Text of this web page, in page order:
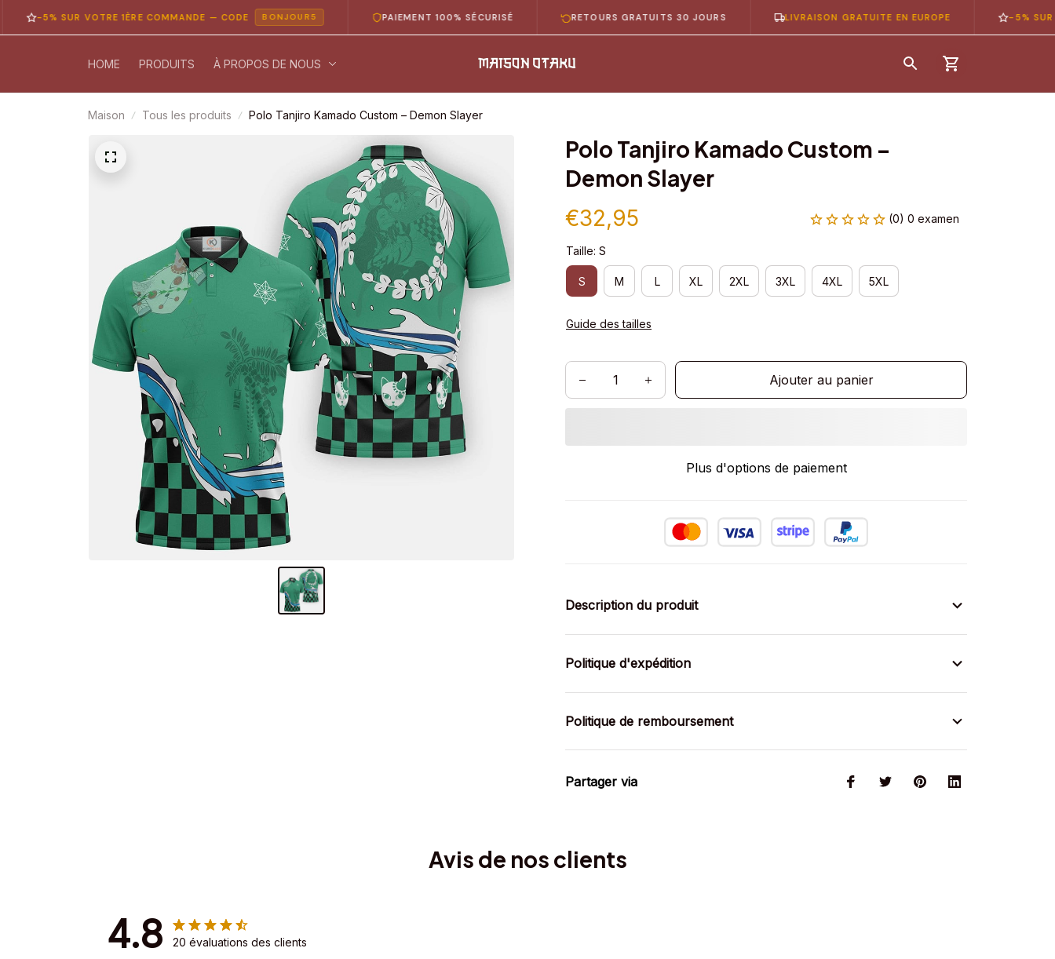
SUR VOTRE 1ÈRE COMMANDE — CODE BONJOUR5 PAIEMENT 100% SÉCURISÉ RETOURS GRATUITS 30 JOURS LIVRAISON GRATUITE EN EUROPE -5% SUR VOTRE
HOME PRODUITS À PROPOS DE NOUS
Maison Tous les produits Polo Tanjiro Kamado Custom – Demon Slayer
Polo Tanjiro Kamado Custom –
Demon Slayer
€32,95 (0) 0 examen
Taille: S
S M L XL 2XL 3XL 4XL 5XL
Guide des tailles
Ajouter au panier
Plus d'options de paiement
Description du produit
Politique d'expédition
Politique de remboursement
Partager via
Avis de nos clients
4.8 20 évaluations des clients